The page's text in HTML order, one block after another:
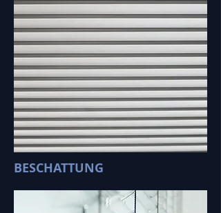
BESCHATTUNG